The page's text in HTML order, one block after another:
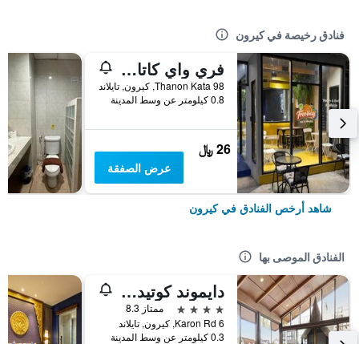
فنادق رخيصة في كيرون
فري واي كاتا بيتش هوستل
98 Thanon Kata, كيرون, تايلاند
0.8 كيلومتر عن وسط المدينة
26 ﷼
عرض الصفقة
شاهد أرخص الفنادق في كيرون
الفنادق الموصى بها
دايموند كوتيدج ريزورت آند سبا
4 نجوم
ممتاز 8.3
6 Karon Rd, كيرون, تايلاند
0.3 كيلومتر عن وسط المدينة